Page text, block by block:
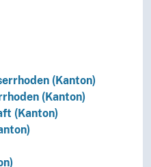
(Kanton)
(Kanton)
(Kanton)